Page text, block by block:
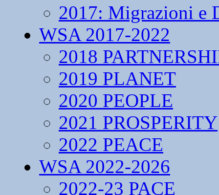
2017: Migrazioni e
WSA 2017-2022
2018
2019 PLANET
2020 PEOPLE
2021 PROSPERITY
2022 PEACE
WSA 2022-2026
2022-23 PACE